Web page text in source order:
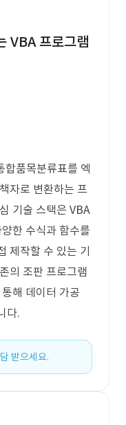
VBA 프로그램
합품목분류표를 엑
자로 변환하는 프
기술 스택은 VBA
한 수식과 함수를
제작할 수 있는 기
의 조판 프로그램
해 데이터 가공
다.
받으세요.